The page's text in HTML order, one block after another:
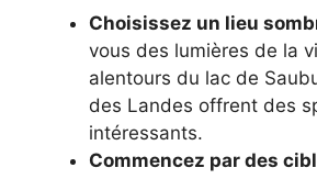
Choisissez un lieu
vous des lumières de la
alentours du lac de
des Landes offrent des
intéressants.
Commencez par des